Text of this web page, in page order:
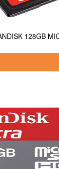
128GB